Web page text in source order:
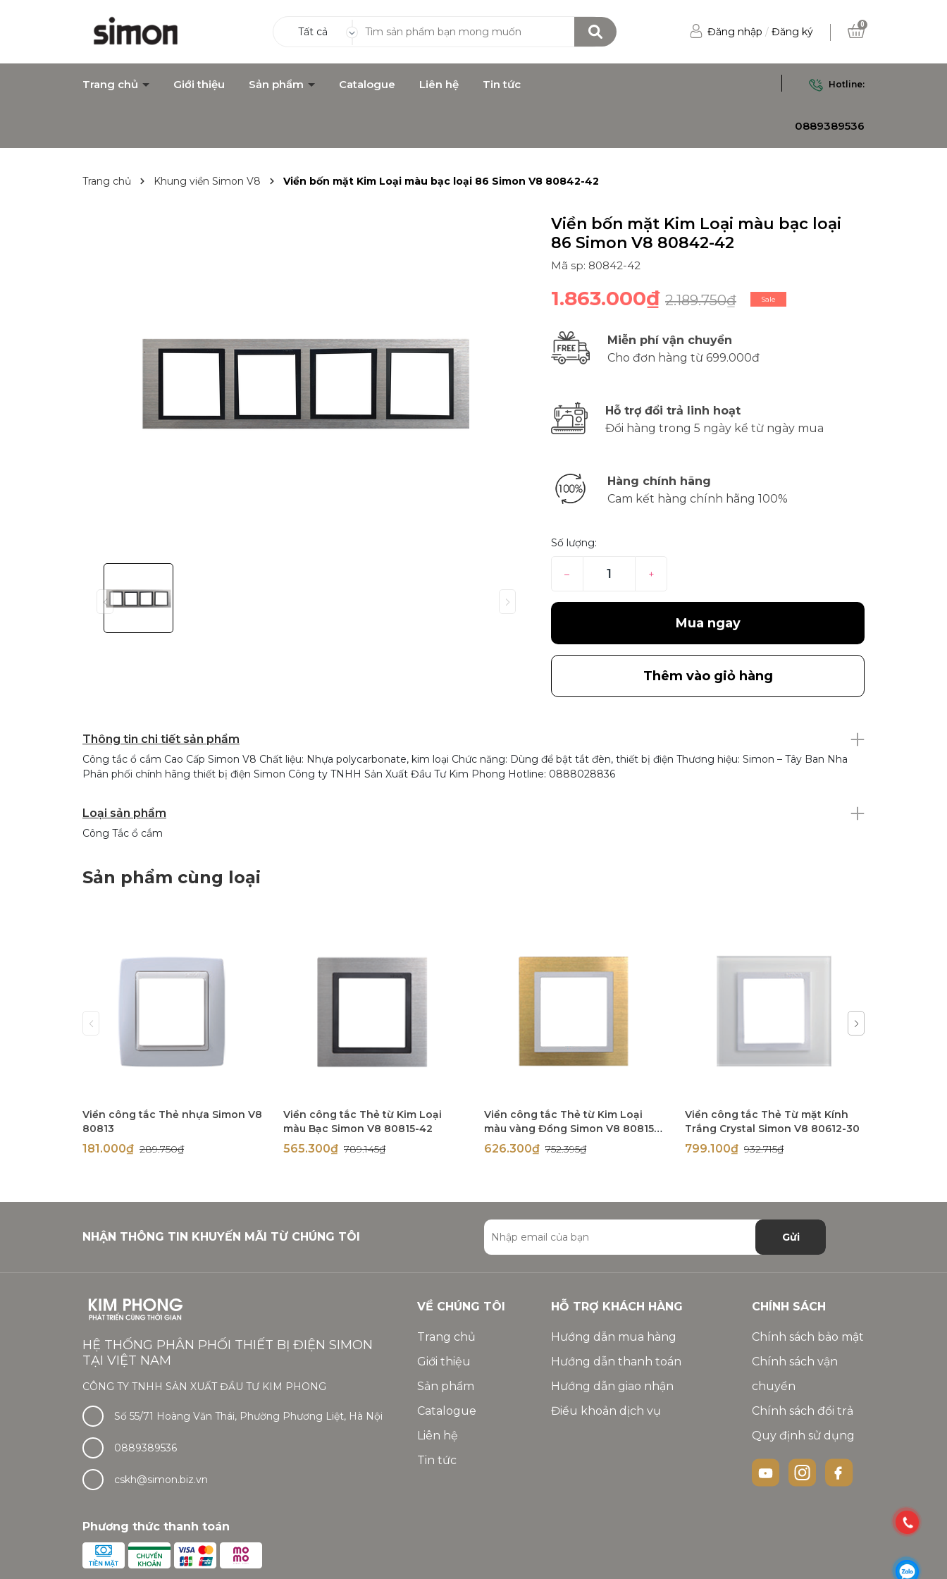
Tất cả Đăng nhập / Đăng ký
0
Trang chủ Giới thiệu Sản phẩm Catalogue Liên hệ Tin tức Hotline:
0889389536
Trang chủ Khung viền Simon V8 Viền bốn mặt Kim Loại màu bạc loại 86 Simon V8 80842-42
Viền bốn mặt Kim Loại màu bạc loại
86 Simon V8 80842-42
Mã sp: 80842-42
1.863.000₫ 2.189.750₫ Sale
Miễn phí vận chuyển
Cho đơn hàng từ 699.000đ
Hỗ trợ đổi trả linh hoạt
Đổi hàng trong 5 ngày kể từ ngày mua
Hàng chính hãng
Cam kết hàng chính hãng 100%
Số lượng:
– +
Mua ngay
Thêm vào giỏ hàng
Thông tin chi tiết sản phẩm
Công tắc ổ cắm Cao Cấp Simon V8 Chất liệu: Nhựa polycarbonate, kim loại Chức năng: Dùng để bật tắt đèn, thiết bị điện Thương hiệu: Simon – Tây Ban Nha
Phân phối chính hãng thiết bị điện Simon Công ty TNHH Sản Xuất Đầu Tư Kim Phong Hotline: 0888028836
Loại sản phẩm
Công Tắc ổ cắm
Sản phẩm cùng loại
Viền công tắc Thẻ nhựa Simon V8
80813
181.000₫ 289.750₫
Viền công tắc Thẻ từ Kim Loại
màu Bạc Simon V8 80815-42
565.300₫ 789.145₫
Viền công tắc Thẻ từ Kim Loại
màu vàng Đồng Simon V8 80815-
48
626.300₫ 752.395₫
Viền công tắc Thẻ Từ mặt Kính
Trắng Crystal Simon V8 80612-30
799.100₫ 932.715₫
NHẬN THÔNG TIN KHUYẾN MÃI TỪ CHÚNG TÔI Gửi
HỆ THỐNG PHÂN PHỐI THIẾT BỊ ĐIỆN SIMON
TẠI VIỆT NAM
CÔNG TY TNHH SẢN XUẤT ĐẦU TƯ KIM PHONG
Số 55/71 Hoàng Văn Thái, Phường Phương Liệt, Hà Nội
0889389536
cskh@simon.biz.vn
Phương thức thanh toán
VỀ CHÚNG TÔI
Trang chủ
Giới thiệu
Sản phẩm
Catalogue
Liên hệ
Tin tức
HỖ TRỢ KHÁCH HÀNG
Hướng dẫn mua hàng
Hướng dẫn thanh toán
Hướng dẫn giao nhận
Điều khoản dịch vụ
CHÍNH SÁCH
Chính sách bảo mật
Chính sách vận
chuyển
Chính sách đổi trả
Quy định sử dụng